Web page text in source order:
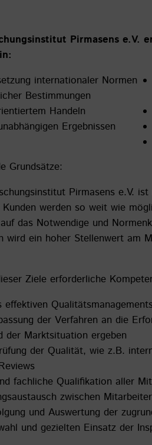
Pirmasens
internationaler Normen
Bestimmungen
Handeln
Ergebnissen
Grundsätze:
Pirmasens e.V.
werden so weit wie
das Notwendige und
wird ein hoher Stellenwert am
Ziele erforderliche
effektiven
der Verfahren an die
der Marktsituation ergeben
der Qualität, wie z.B.
fachliche Qualifikation aller
zwischen
und Auswertung der
und gezielten Einsatz der